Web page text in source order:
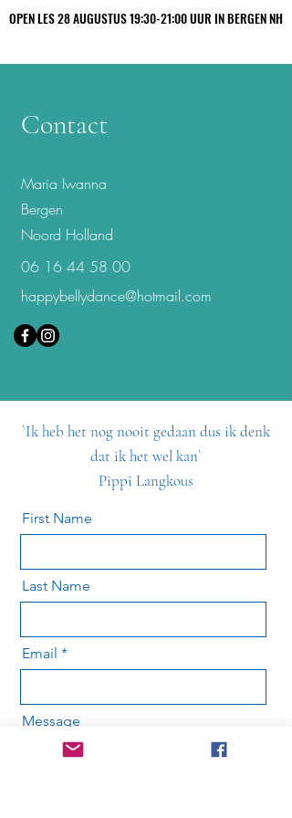
OPEN LES 28 AUGUSTUS 19:30-21:00 UUR IN BERGEN NH
OPEN LES 28 AUGUSTUS 19:30-21:00 UUR IN BERGEN NH
Contact
Maria Iwanna
Bergen
Noord Holland
06 16 44 58 00
happybellydance@hotmail.com
`Ik heb het nog nooit gedaan dus ik denk
dat ik het wel kan`
Pippi Langkous
First Name
Last Name
Email
Message